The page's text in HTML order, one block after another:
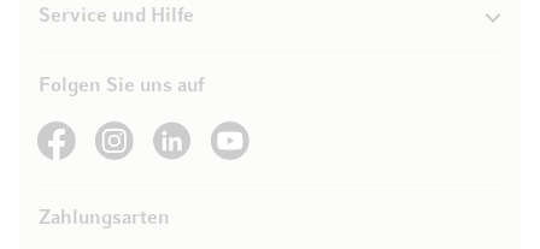
Service und Hilfe
Folgen Sie uns auf
See our FacebookSee our Instagram account
See our LinkedInSee our YouTube channel
Zahlungsarten